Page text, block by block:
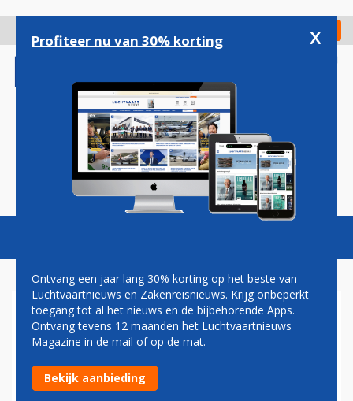
gaan
Check in
Magazine Podcasts Vacatures
KABINET BESLUIT: SCHIPHOL
MOET MET 12 PROCENT
INKRIMPEN
Profiteer nu van 30% korting x
Ontvang een jaar lang 30% korting op het beste van
Luchtvaartnieuws en Zakenreisnieuws. Krijg onbeperkt
toegang tot al het nieuws en de bijbehorende Apps.
Ontvang tevens 12 maanden het Luchtvaartnieuws
Magazine in de mail of op de mat.
Bekijk aanbieding